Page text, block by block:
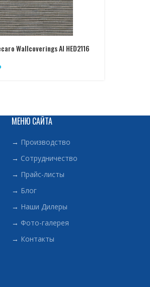
Wallcoverings AI HED2116
МЕНЮ САЙТА
→ Производство
→ Сотрудничество
→ Прайс-листы
→ Блог
→ Наши Дилеры
→ Фото-галерея
→ Контакты